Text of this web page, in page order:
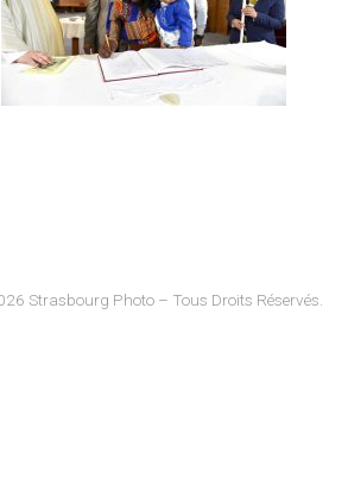
Strasbourg Photo – Tous Droits Réservés.